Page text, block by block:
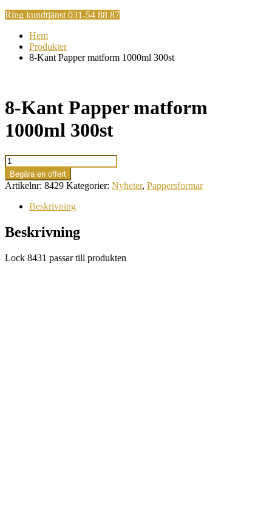
Ring kundtjänst 031-54 88 87
Hem
Produkter
8-Kant Papper matform 1000ml 300st
8-Kant Papper matform
1000ml 300st
8-
Kant
Papper
matform
1000ml
mängd
Begära en offert
Artikelnr: 8429 Kategorier: Nyheter, Pappersformar
Beskrivning
Beskrivning
Lock 8431 passar till produkten